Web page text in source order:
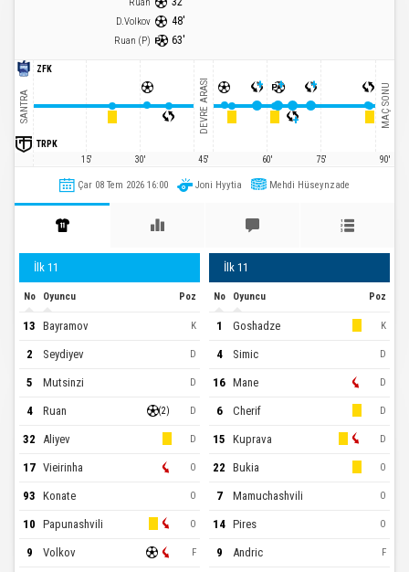
D.Volkov 48'
Ruan (P) 63'
ZFK
SANTRA
TRPK
15'
30'
DEVRE ARASI
45'
+ + +
+
60' 75'
MAÇ SONU
90'
Çar 08 Tem 2026 16:00 Joni Hyytia Mehdi Hüseynzade
İlk 11
No Oyuncu Poz
13 Bayramov K
2 Seydiyev D
5 Mutsinzi D
4 Ruan (2) D
32 Aliyev D
17 Vieirinha O
93 Konate O
10 Papunashvili O
9 Volkov F
İlk 11
No Oyuncu Poz
1 Goshadze K
4 Simic D
16 Mane D
6 Cherif D
15 Kuprava D
22 Bukia O
7 Mamuchashvili O
14 Pires O
9 Andric F